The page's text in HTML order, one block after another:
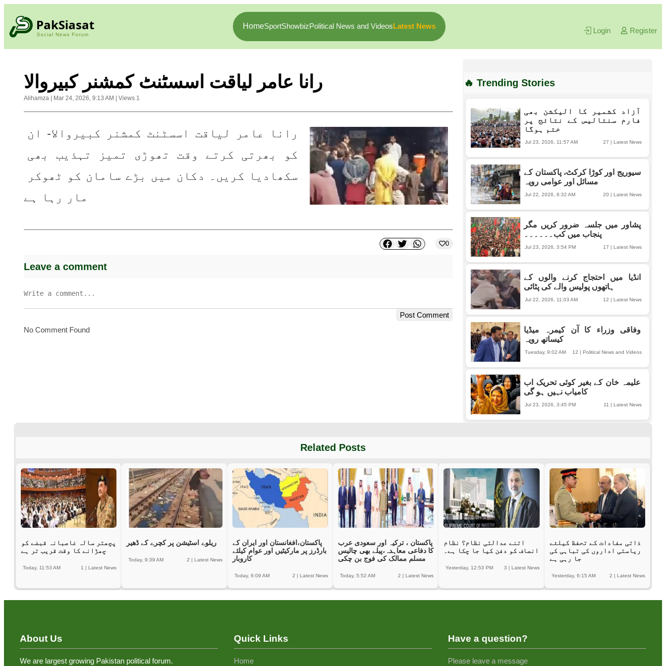
PakSiasat
Social News Forum
HomeSportShowbizPolitical News and VideosLatest News
Login Register
رانا عامر لیاقت اسسٹنٹ کمشنر کبیروالا
Alihamza Mar 24, 2026, 9:13 AM Views 1
مار رہا ہے
0
Leave a comment
Post Comment
No Comment Found
🔥 Trending Stories
آزاد کشمیر کا الیکشن بھی
فارم سنتالیس کے نتائج پر
ختم ہوگا
27 | Latest News
Jul 23, 2026, 11:57 AM
سیوریج اور کوڑا کرکٹ، پاکستان کے
مسائل اور عوامی رویہ
20 | Latest News
Jul 22, 2026, 8:32 AM
پشاور میں جلسہ ضرور کریں مگر
پنجاب میں کب۔۔۔۔۔۔
17 | Latest News
Jul 23, 2026, 3:54 PM
انڈیا میں احتجاج کرنے والوں کے
ہاتھوں پولیس والے کی پٹائی
12 | Latest News
Jul 22, 2026, 11:03 AM
وفاقی وزراء کا آن کیمرہ میڈیا
کیساتھ رویہ
12 | Political News and Videos
Tuesday, 9:02 AM
علیمہ خان کے بغیر کوئی تحریک اب
کامیاب نہیں ہو گی
11 | Latest News
Jul 23, 2026, 3:45 PM
Related Posts
پچھتر سالہ غاصبانہ قبضے کو
چھڑانے کا وقت قریب تر ہے
1 |Latest News
Today, 11:53 AM
ریلوے اسٹیشن پر کچرے کے ڈھیر
2 | Latest News
Today, 9:39 AM
پاکستان،افغانستان اور ایران کے
بارڈرز پر مارکیٹیں اور عوام کیلئے
کاروبار
2 | Latest News
Today, 6:09 AM
پاکستان ، ترکیہ اور سعودی عرب
کا دفاعی معاہدہ،پیلے بھی چالیس
مسلم ممالک کی فوج بن چکی
2 |Latest News
Today, 5:52 AM
اتنے عدالتی نظام؟ نظام
انصاف کو دفن کیا جا چکا ہے۔
3 | Latest News
Yesterday, 12:53 PM
ذاتی مفادات کے تحفظ کیلئے
ریاستی اداروں کی تباہی کی
جا رہی ہے
2 | Latest News
Yesterday, 6:15 AM
About Us
We are largest growing Pakistan political forum.
Quick Links
Home
Have a question?
Please leave a message